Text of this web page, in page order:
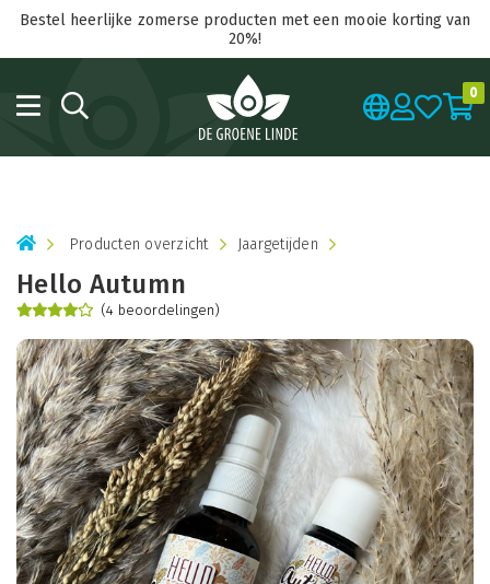
Bestel heerlijke zomerse producten met een mooie korting van
20%!
0
Producten overzicht Jaargetijden
Hello Autumn
(4 beoordelingen)